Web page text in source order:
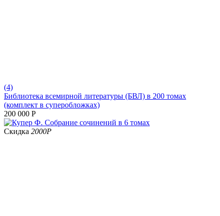
(4)
Библиотека всемирной литературы (БВЛ) в 200 томах
(комплект в суперобложках)
200 000 Р
Скидка 2000Р